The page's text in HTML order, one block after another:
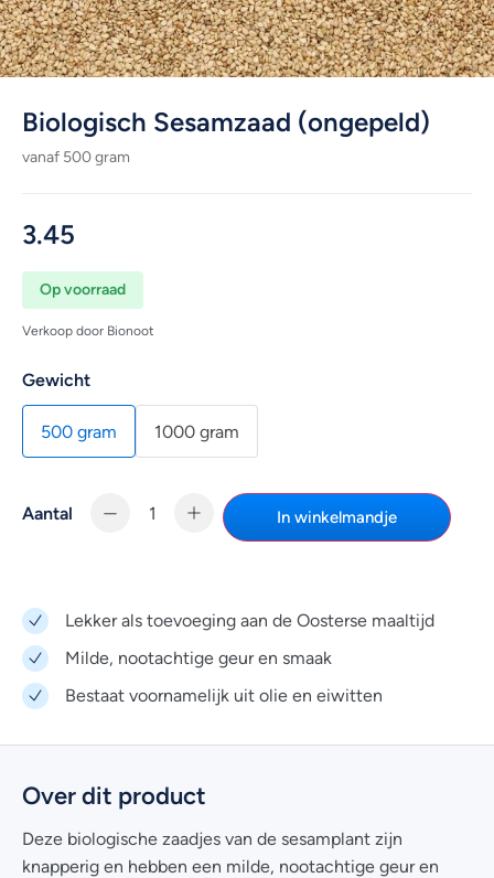
Biologisch Sesamzaad (ongepeld)
vanaf 500 gram
3.45
Op voorraad
Verkoop door Bionoot
Gewicht
500 gram 1000 gram
Aantal In winkelmandje
Lekker als toevoeging aan de Oosterse maaltijd
Milde, nootachtige geur en smaak
Bestaat voornamelijk uit olie en eiwitten
Over dit product
Deze biologische zaadjes van de sesamplant zijn
knapperig en hebben een milde, nootachtige geur en